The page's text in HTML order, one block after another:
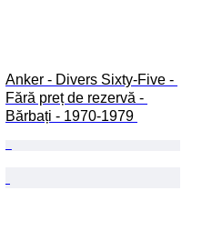
Anker - Divers Sixty-Five -
Fără preț de rezervă -
Bărbați - 1970-1979